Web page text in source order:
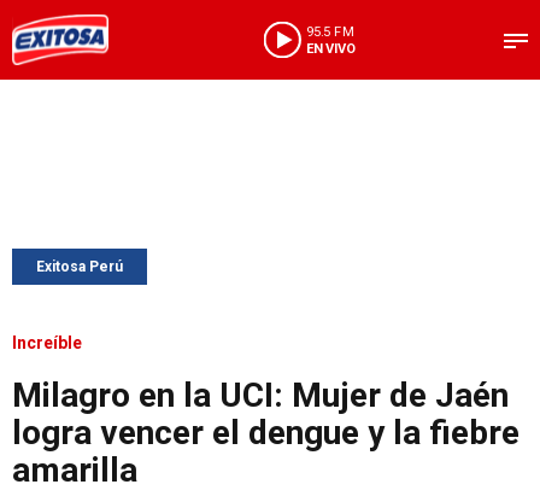
95.5 FM
EN VIVO
Exitosa Perú
Increíble
Milagro en la UCI: Mujer de Jaén
logra vencer el dengue y la fiebre
amarilla